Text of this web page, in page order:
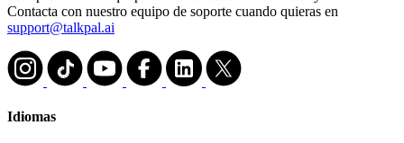
Contacta con nuestro equipo de soporte cuando quieras en
support@talkpal.ai
Idiomas